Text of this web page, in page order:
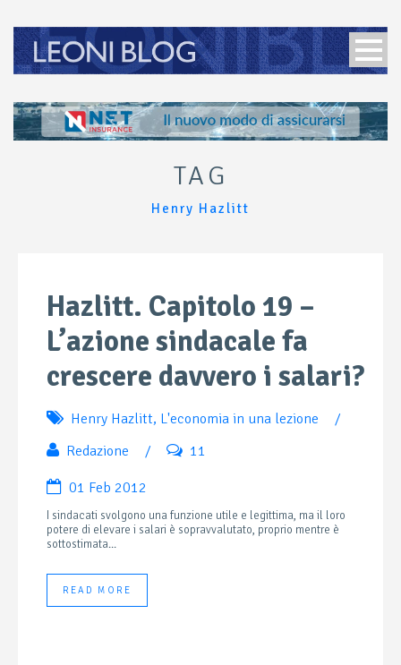
TAG
Henry Hazlitt
Hazlitt. Capitolo 19 –
L’azione sindacale fa
crescere davvero i salari?
Henry Hazlitt, L'economia in una lezione
/
Redazione
/ 11
01 Feb 2012
I sindacati svolgono una funzione utile e legittima, ma il loro
potere di elevare i salari è sopravvalutato, proprio mentre è
sottostimata...
READ MORE